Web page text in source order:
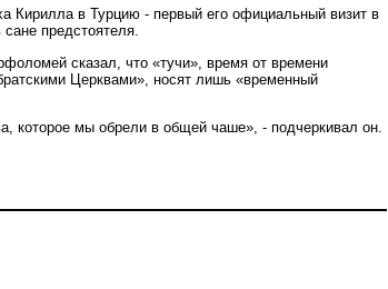
Кирилла в Турцию - первый его официальный визит в
предстоятеля.
сказал, что «тучи», время от времени
Церквами», носят лишь «временный
которое мы обрели в общей чаше», - подчеркивал он.